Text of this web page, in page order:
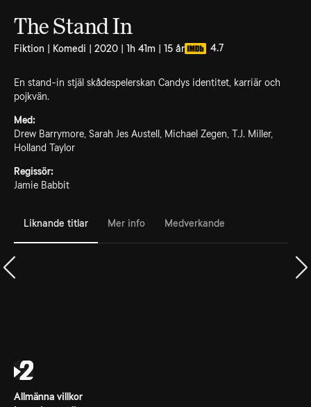
The Stand In
Fiktion | Komedi | 2020 | 1h 41m | 15 år 4.7
En stand-in stjäl skådespelerskan Candys identitet, karriär och
pojkvän.
Med:
Drew Barrymore, Sarah Jes Austell, Michael Zegen, T.J. Miller,
Holland Taylor
Regissör:
Jamie Babbit
Liknande titlar Mer info Medverkande
Allmänna villkor